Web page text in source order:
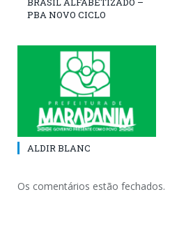
PBA NOVO CICLO
ALDIR BLANC
Os comentários estão fechados.